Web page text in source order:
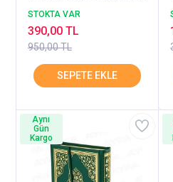
AYFA
STOKTA VAR
950,00 TL
390,00 TL
Aynı
Gün
Kargo